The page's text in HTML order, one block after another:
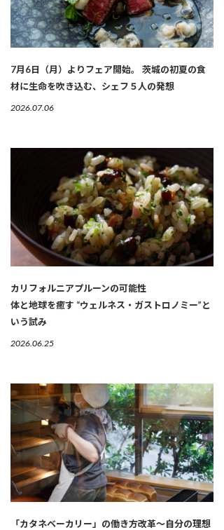
7月6日（月）よりフェア開始。 茨城の初夏の食
材に生命を吹き込む、シェフ５人の発想
2026.07.06
カリフォルニアプルーンの可能性
体と地球を癒す “ウェルネス・ガストロノミー”と
いう試み
2026.06.25
「カタネベーカリー」の働き方改革～自分の理想